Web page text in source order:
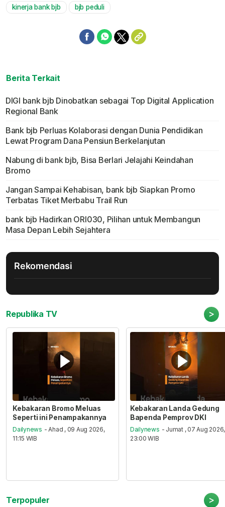
kinerja bank bjb bjb peduli
Berita Terkait
DIGI bank bjb Dinobatkan sebagai Top Digital Application
Regional Bank
Bank bjb Perluas Kolaborasi dengan Dunia Pendidikan
Lewat Program Dana Pensiun Berkelanjutan
Nabung di bank bjb, Bisa Berlari Jelajahi Keindahan
Bromo
Jangan Sampai Kehabisan, bank bjb Siapkan Promo
Terbatas Tiket Merbabu Trail Run
bank bjb Hadirkan ORI030, Pilihan untuk Membangun
Masa Depan Lebih Sejahtera
Rekomendasi
Republika TV >
Kebakaran Bromo Meluas
Seperti ini Penampakannya
Dailynews - Ahad , 09 Aug 2026,
11:15 WIB
Kebakaran Landa Gedung
Bapenda Pemprov DKI
Dailynews - Jumat , 07 Aug 2026,
23:00 WIB
Terpopuler >